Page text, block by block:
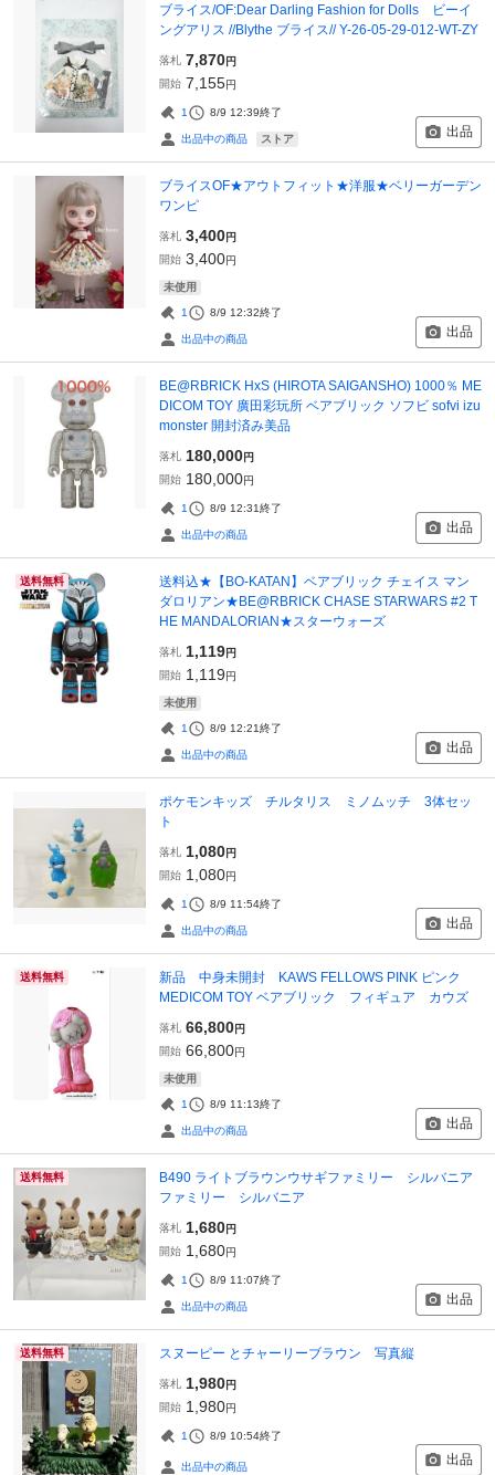
ブライス/OF:Dear Darling Fashion for Dolls ビーイ
ングアリス //Blythe ブライス// Y-26-05-29-012-WT-ZY
落札 7,870円
開始 7,155円
1 8/9 12:39終了
出品中の商品 ストア 出品
ブライスOF★アウトフィット★洋服★ベリーガーデン
ワンピ
落札 3,400円
開始 3,400円
未使用
1 8/9 12:32終了
出品中の商品 出品
BE@RBRICK HxS (HIROTA SAIGANSHO) 1000％ ME
DICOM TOY 廣田彩玩所 ベアブリック ソフビ sofvi izu
monster 開封済み美品
落札 180,000円
開始 180,000円
1 8/9 12:31終了
出品中の商品 出品
送料無料
送料込★【BO-KATAN】ベアブリック チェイス マン
ダロリアン★BE@RBRICK CHASE STARWARS #2 T
HE MANDALORIAN★スターウォーズ
落札 1,119円
開始 1,119円
未使用
1 8/9 12:21終了
出品中の商品 出品
ポケモンキッズ チルタリス ミノムッチ 3体セッ
ト
落札 1,080円
開始 1,080円
1 8/9 11:54終了
出品中の商品 出品
送料無料
新品 中身未開封 KAWS FELLOWS PINK ピンク
MEDICOM TOY ベアブリック フィギュア カウズ
落札 66,800円
開始 66,800円
未使用
1 8/9 11:13終了
出品中の商品 出品
送料無料
B490 ライトブラウンウサギファミリー シルバニア
ファミリー シルバニア
落札 1,680円
開始 1,680円
1 8/9 11:07終了
出品中の商品 出品
送料無料 スヌーピー とチャーリーブラウン 写真縦
落札 1,980円
開始 1,980円
1 8/9 10:54終了
出品中の商品 出品